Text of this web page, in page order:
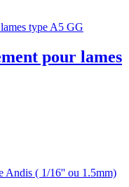
pour lames